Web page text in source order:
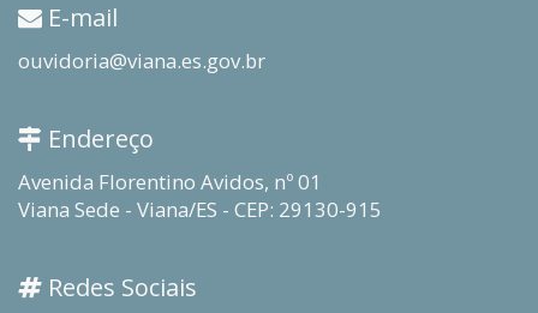
E-mail
ouvidoria@viana.es.gov.br
Endereço
Avenida Florentino Avidos, nº 01
Viana Sede - Viana/ES - CEP: 29130-915
Redes Sociais